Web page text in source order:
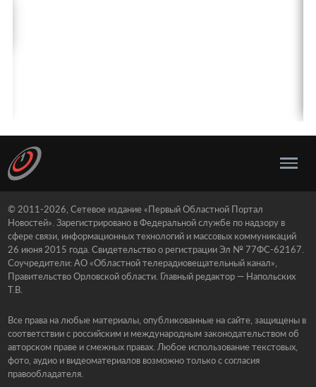
© 2011-2026, Сетевое издание «Первый Областной Портал
Новостей». Зарегистрировано в Федеральной службе по надзору в
сфере связи, информационных технологий и массовых коммуникаций
26 июня 2015 года. Свидетельство о регистрации Эл № 77ФС-62167.
Соучредители: АО «Областной телерадиовещательный канал»,
Правительство Орловской области. Главный редактор — Напольских
Т.В.
Все права на любые материалы, опубликованные на сайте, защищены в
соответствии с российским и международным законодательством об
авторском праве и смежных правах. Любое использование текстовых,
фото, аудио и видеоматериалов возможно только с согласия
правообладателя.